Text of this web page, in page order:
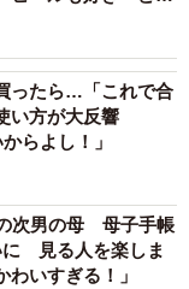
ったら…「これで合
い方が大反響
らよし！」
次男の母 母子手帳
に 見る人を楽しま
いすぎる！」